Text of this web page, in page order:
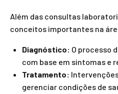
Além das consultas
conceitos importantes na
Diagnóstico: O processo
com base em sintomas e
Tratamento:
gerenciar condições de